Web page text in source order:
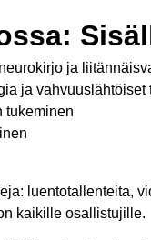
ja
ja vahvuuslähtöiset
tukeminen
luentotallenteita,
kaikille osallistujille.